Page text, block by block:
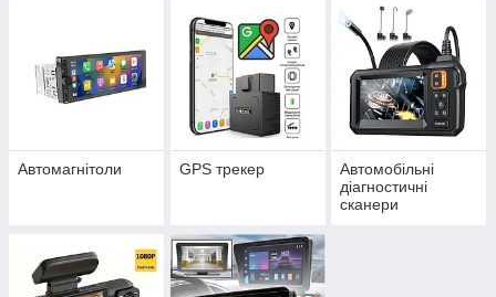
Автомагнітоли GPS трекер
Автомобільні
діагностичні
сканери